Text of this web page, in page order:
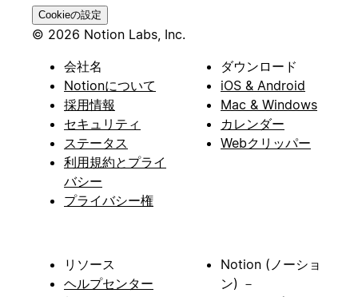
Cookieの設定
© 2026 Notion Labs, Inc.
会社名
Notionについて
採用情報
セキュリティ
ステータス
利用規約とプライ
バシー
プライバシー権
ダウンロード
iOS & Android
Mac & Windows
カレンダー
Webクリッパー
リソース
ヘルプセンター
Notion (ノーショ
ン) －